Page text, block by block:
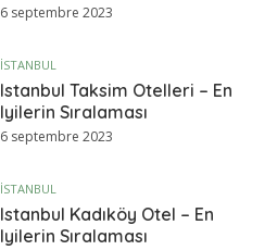
6 septembre 2023
İSTANBUL
Istanbul Taksim Otelleri – En
Iyilerin Sıralaması
6 septembre 2023
İSTANBUL
Istanbul Kadıköy Otel – En
Iyilerin Sıralaması